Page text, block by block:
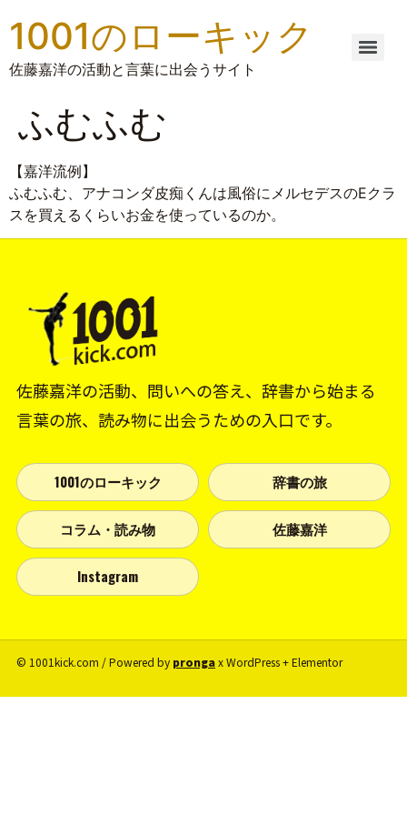
1001のローキック
佐藤嘉洋の活動と言葉に出会うサイト
ふむふむ
【嘉洋流例】
ふむふむ、アナコンダ皮痴くんは風俗にメルセデスのEクラ
スを買えるくらいお金を使っているのか。
佐藤嘉洋の活動、問いへの答え、辞書から始まる
言葉の旅、読み物に出会うための入口です。
1001のローキック 辞書の旅
コラム・読み物 佐藤嘉洋
Instagram
© 1001kick.com / Powered by prongax WordPress + Elementor